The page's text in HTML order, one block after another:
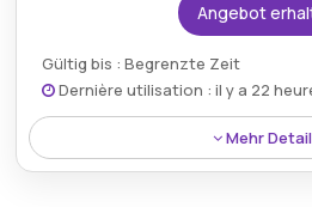
Angebot
Gültig bis : Begrenzte Zeit
Dernière utilisation : il y a 22
Mehr
Das Robocar Poli